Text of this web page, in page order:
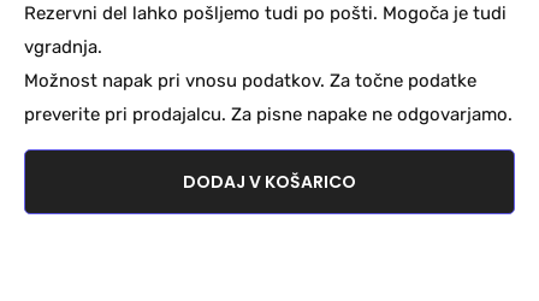
Rezervni del lahko pošljemo tudi po pošti. Mogoča je tudi
vgradnja.
Možnost napak pri vnosu podatkov. Za točne podatke
preverite pri prodajalcu. Za pisne napake ne odgovarjamo.
DODAJ V KOŠARICO